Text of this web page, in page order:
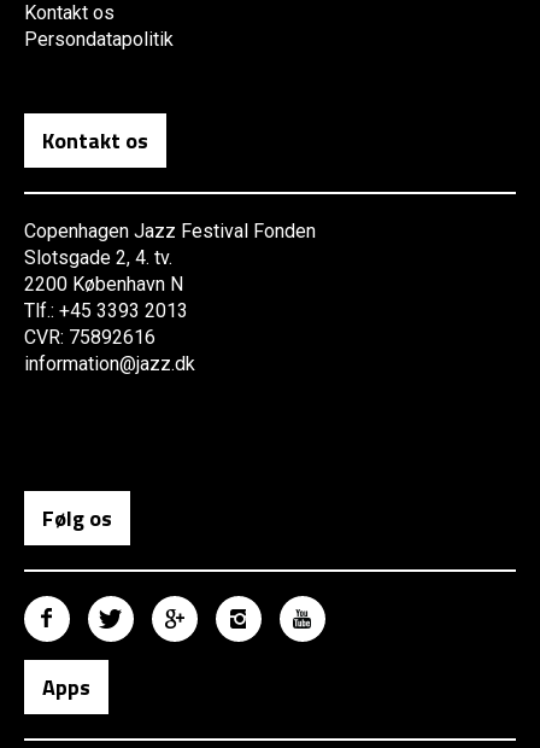
Kontakt os
Persondatapolitik
Kontakt os
Copenhagen Jazz Festival Fonden
Slotsgade 2, 4. tv.
2200 København N
Tlf.: +45 3393 2013
CVR: 75892616
information@jazz.dk
Følg os
Apps